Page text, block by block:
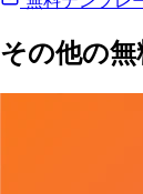
その他の